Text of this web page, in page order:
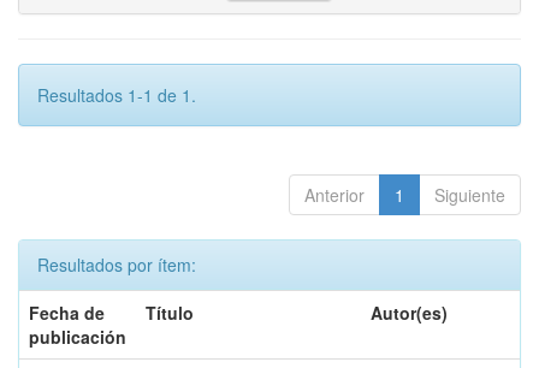
Resultados 1-1 de 1.
Anterior 1 Siguiente
Resultados por ítem:
Fecha de
publicación
Título Autor(es)